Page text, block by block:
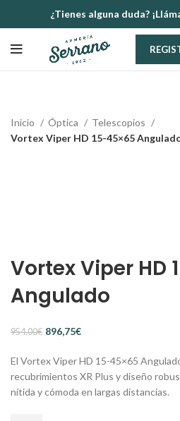
¿Tienes alguna duda?
Inicio Óptica
Telescopios
Vortex Viper HD 15-45×65
Vortex Viper HD
Angulado
954,00€ 896,75€
El Vortex Viper HD 15-45×65
recubrimientos XR Plus y diseño
nítida y cómoda en largas distancias.